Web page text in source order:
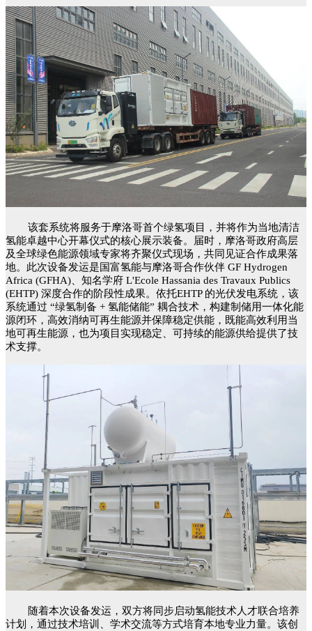
该套系统将服务于摩洛哥首个绿氢项目，并将作为当地清洁
氢能卓越中心开幕仪式的核心展示装备。届时，摩洛哥政府高层
及全球绿色能源领域专家将齐聚仪式现场，共同见证合作成果落
地。此次设备发运是国富氢能与摩洛哥合作伙伴 GF Hydrogen
Africa (GFHA)、知名学府 L'Ecole Hassania des Travaux Publics
(EHTP) 深度合作的阶段性成果。依托EHTP 的光伏发电系统，该
系统通过 “绿氢制备 + 氢能储能” 耦合技术，构建制储用一体化能
源闭环，高效消纳可再生能源并保障稳定供能，既能高效利用当
地可再生能源，也为项目实现稳定、可持续的能源供给提供了技
术支撑。
随着本次设备发运，双方将同步启动氢能技术人才联合培养
计划，通过技术培训、学术交流等方式培育本地专业力量。该创